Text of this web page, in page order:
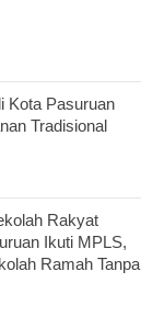
Kota Pasuruan
Tradisional
Rakyat
Ikuti MPLS,
Ramah Tanpa